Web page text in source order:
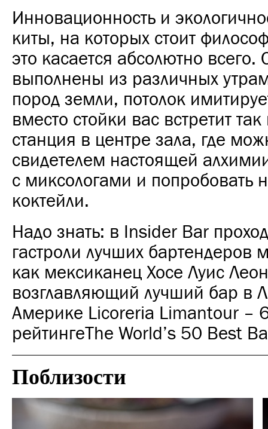
Инновационность и
киты, на которых стоит
это касается абсолютно
выполнены из различных
пород земли, потолок
вместо стойки вас встретит
станция в центре зала, где
свидетелем настоящей
с миксологами и попробовать
коктейли.
Надо знать: в Insider Bar
гастроли лучших бартендеров
как мексиканец Хосе Луис
возглавляющий лучший бар в
Америке Licoreria Limantour –
рейтингеThe World’s 50 Best
Поблизости